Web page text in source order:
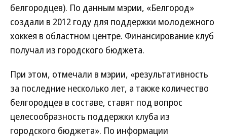
белгородцев). По данным мэрии, «Белгород»
создали в 2012 году для поддержки молодежного
хоккея в областном центре. Финансирование клуб
получал из городского бюджета.
При этом, отмечали в мэрии, «результативность
за последние несколько лет, а также количество
белгородцев в составе, ставят под вопрос
целесообразность поддержки клуба из
городского бюджета». По информации